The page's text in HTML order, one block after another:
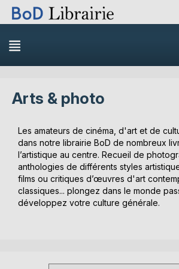
Skip
to
Content
Arts & photo
Les amateurs de cinéma, d'art et de
dans notre librairie BoD de nombreux
l’artistique au centre. Recueil de
anthologies de différents styles
films ou critiques d’œuvres d'art
classiques... plongez dans le monde
développez votre culture générale.